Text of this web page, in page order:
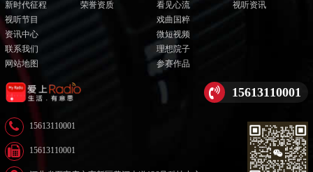
新时代征程
视听节目
资讯中心
联系我们
网站地图
荣誉资质
看见心流
戏曲国粹
微短视频
理想院子
参赛作品
视听资讯
15613110001
15613110001
15613110001